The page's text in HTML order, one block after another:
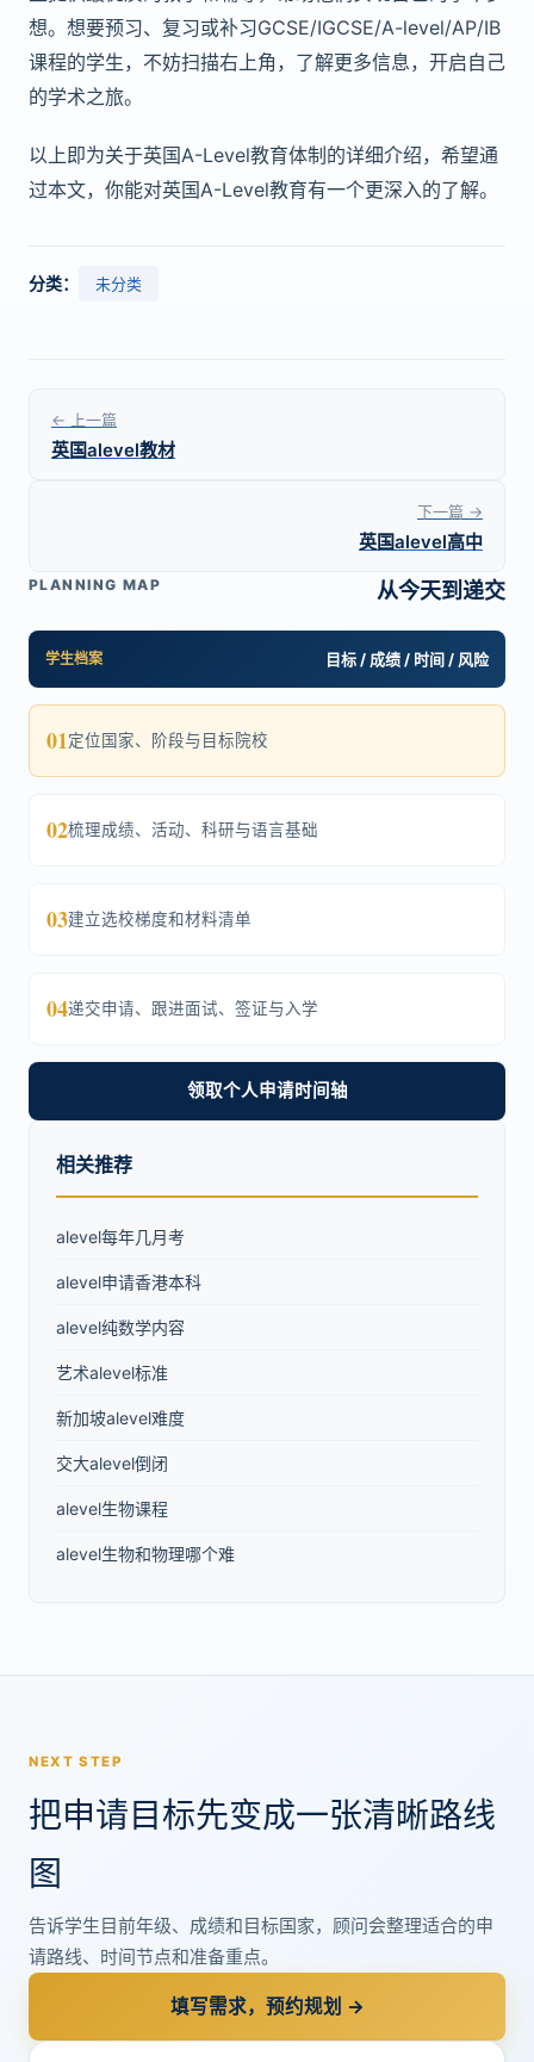
想。想要预习、复习或补习GCSE/IGCSE/A-level/AP/IB
课程的学生，不妨扫描右上角，了解更多信息，开启自己
的学术之旅。
以上即为关于英国A-Level教育体制的详细介绍，希望通
过本文，你能对英国A-Level教育有一个更深入的了解。
分类： 未分类
← 上一篇
英国alevel教材
下一篇 →
英国alevel高中
PLANNING MAP 从今天到递交
学生档案 目标 / 成绩 / 时间 / 风险
01定位国家、阶段与目标院校
02梳理成绩、活动、科研与语言基础
03建立选校梯度和材料清单
04递交申请、跟进面试、签证与入学
领取个人申请时间轴
相关推荐
alevel每年几月考
alevel申请香港本科
alevel纯数学内容
艺术alevel标准
新加坡alevel难度
交大alevel倒闭
alevel生物课程
alevel生物和物理哪个难
NEXT STEP
把申请目标先变成一张清晰路线
图
告诉学生目前年级、成绩和目标国家，顾问会整理适合的申
请路线、时间节点和准备重点。
填写需求，预约规划 →